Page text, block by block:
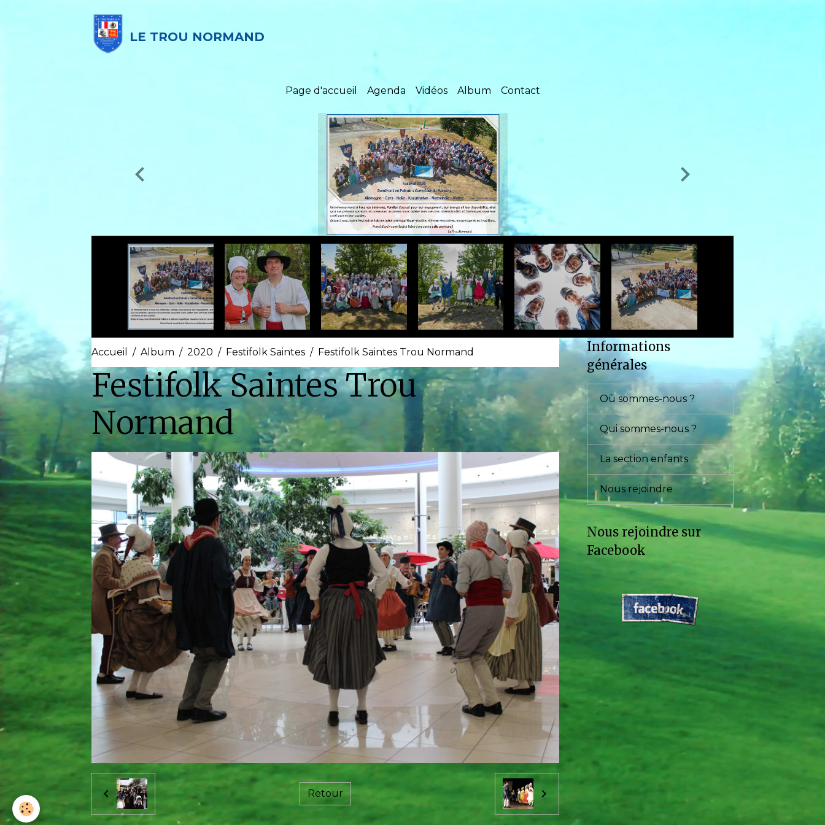
LE TROU NORMAND
Page d'accueil Agenda Vidéos Album Contact
Nos co-présidents
Accueil Album 2020 Festifolk Saintes Festifolk Saintes Trou Normand
Festifolk Saintes Trou
Normand
Retour
Informations
générales
Où sommes-nous ?
Qui sommes-nous ?
La section enfants
Nous rejoindre
Nous rejoindre sur
Facebook